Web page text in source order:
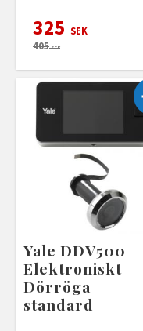
325 SEK
405SEK
Yale DDV500
Elektroniskt
Dörröga
standard